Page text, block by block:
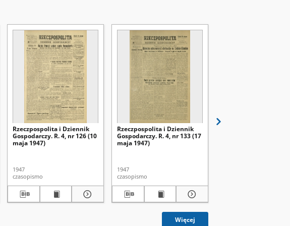
Rzeczpospolita i Dziennik
Gospodarczy. R. 4, nr 126 (10
maja 1947)
1947
czasopismo
Rzeczpospolita i Dziennik
Gospodarczy. R. 4, nr 133 (17
maja 1947)
1947
czasopismo
Więcej